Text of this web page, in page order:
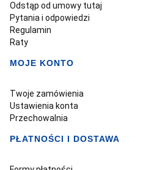
Odstąp od umowy tutaj
Pytania i odpowiedzi
Regulamin
Raty
MOJE KONTO
Twoje zamówienia
Ustawienia konta
Przechowalnia
PŁATNOŚCI I DOSTAWA